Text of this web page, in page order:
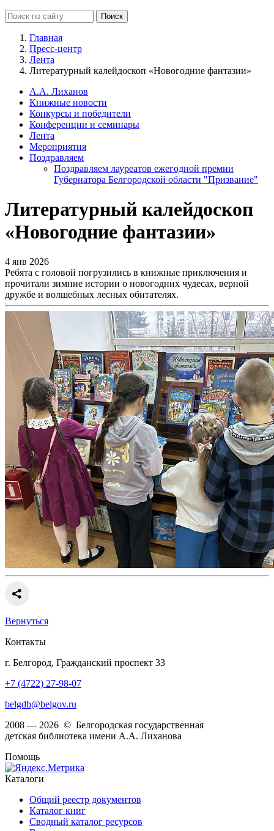
Главная
Пресс-центр
Лента
Литературный калейдоскоп «Новогодние фантазии»
А.А. Лиханов
Книжные новости
Конкурсы и победители
Конференции и семинары
Лента
Мероприятия
Поздравляем
Поздравляем лауреатов ежегодной премии
Губернатора Белгородской области "Призвание"
Литературный калейдоскоп
«Новогодние фантазии»
4 янв 2026
Ребята с головой погрузились в книжные приключения и
прочитали зимние истории о новогодних чудесах, верной
дружбе и волшебных лесных обитателях.
Вернуться
Контакты
г. Белгород, Гражданский проспект 33
+7 (4722) 27-98-07
belgdb@belgov.ru
2008 — 2026 © Белгородская государственная
детская библиотека имени А.А. Лиханова
Помощь
Каталоги
Общий реестр документов
Каталог книг
Сводный каталог ресурсов